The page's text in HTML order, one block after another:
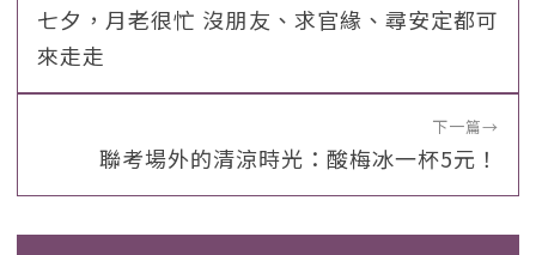
七夕，月老很忙 沒朋友、求官緣、尋安定都可
來走走
下一篇→
聯考場外的清涼時光：酸梅冰一杯5元！